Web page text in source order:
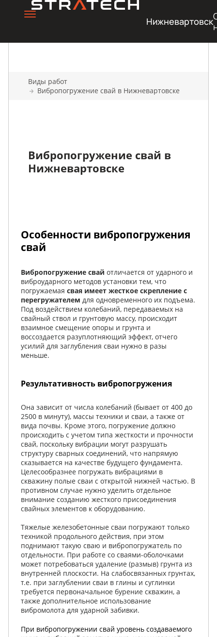
Нижневартовск
Виды работ
Вибропогружение свай в Нижневартовске
Вибропогружение свай в
Нижневартовске
Особенности вибропогружения
свай
Вибропогружение свай отличается от ударного и
виброударного методов установки тем, что
погружаемаясвая имеет жесткое скрепление с
перегружателем для одновременного их подъема.
Под воздействием колебаний, передаваемых на
свайный ствол и грунтовую массу, происходит
взаимное смещение опоры и грунта и
воссоздается разуплотняющий эффект, отчего
усилий для заглубления сваи нужно в разы
меньше.
Результативность вибропогружения
Она зависит от числа колебаний (бывает от 400 до
2500 в минуту), массы техники и сваи, а также от
вида почвы. Кроме этого, погружение должно
происходить с учетом типа жесткости и прочности
свай, поскольку вибрации могут разрушать
структуру сварных соединений, что напрямую
сказывается на качестве будущего фундамента.
Целесообразнее погружать вибрациями в
скважину полые сваи с открытой нижней частью. В
противном случае нужно уделить отдельное
внимание созданию жесткого присоединения
свайных элементов к оборудованию.
Тяжелые железобетонные сваи погружают только
техникой продольного действия, при этом
поднимают такую сваю и вибропогружатель по
отдельности. При работе со сваями-оболочками
может потребоваться удаление (размыв) грунта из
внутренней плоскости. На слабосвязанных грунтах,
т.е. при заглублении сваи в глины и суглинки
требуется первоначальное бурение скважин, а
также дополнительное использование
вибромолота для ударной забивки.
При вибропогружении свай уровень создаваемого